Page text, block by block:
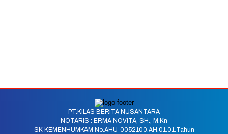
PT.KILAS BERITA NUSANTARA
NOTARIS : ERMA NOVITA, SH., M.Kn
SK KEMENHUMKAM No.AHU-0052100.AH.01.01.Tahun